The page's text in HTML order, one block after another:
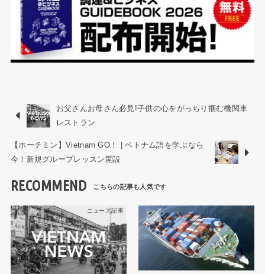
お父さんお母さん必見!子供の心をがっちり掴む機関車
レストラン
【ホーチミン】Vietnam GO！ | ベトナム語を学ぶなら
今！新規グループレッスン開設
RECOMMEND
ニュース記事 ニュース記事